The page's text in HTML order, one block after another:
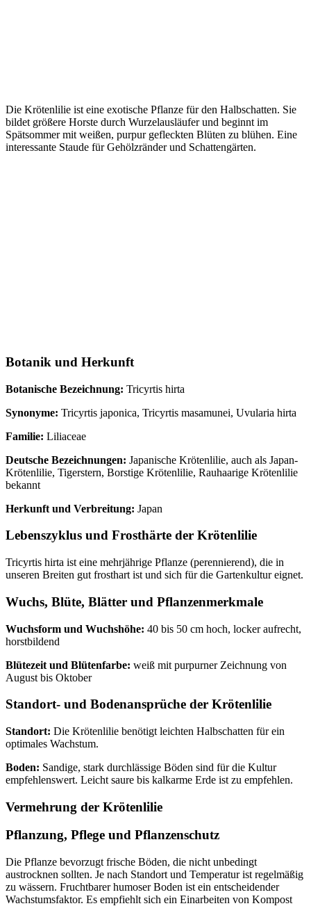
Die Krötenlilie ist eine exotische Pflanze für den Halbschatten. Sie
bildet größere Horste durch Wurzelausläufer und beginnt im
Spätsommer mit weißen, purpur gefleckten Blüten zu blühen. Eine
interessante Staude für Gehölzränder und Schattengärten.
Botanik und Herkunft
Botanische Bezeichnung: Tricyrtis hirta
Synonyme: Tricyrtis japonica, Tricyrtis masamunei, Uvularia hirta
Familie: Liliaceae
Deutsche Bezeichnungen: Japanische Krötenlilie, auch als Japan-
Krötenlilie, Tigerstern, Borstige Krötenlilie, Rauhaarige Krötenlilie
bekannt
Herkunft und Verbreitung: Japan
Lebenszyklus und Frosthärte der Krötenlilie
Tricyrtis hirta ist eine mehrjährige Pflanze (perennierend), die in
unseren Breiten gut frosthart ist und sich für die Gartenkultur eignet.
Wuchs, Blüte, Blätter und Pflanzenmerkmale
Wuchsform und Wuchshöhe: 40 bis 50 cm hoch, locker aufrecht,
horstbildend
Blütezeit und Blütenfarbe: weiß mit purpurner Zeichnung von
August bis Oktober
Standort- und Bodenansprüche der Krötenlilie
Standort: Die Krötenlilie benötigt leichten Halbschatten für ein
optimales Wachstum.
Boden: Sandige, stark durchlässige Böden sind für die Kultur
empfehlenswert. Leicht saure bis kalkarme Erde ist zu empfehlen.
Vermehrung der Krötenlilie
Pflanzung, Pflege und Pflanzenschutz
Die Pflanze bevorzugt frische Böden, die nicht unbedingt
austrocknen sollten. Je nach Standort und Temperatur ist regelmäßig
zu wässern. Fruchtbarer humoser Boden ist ein entscheidender
Wachstumsfaktor. Es empfiehlt sich ein Einarbeiten von Kompost